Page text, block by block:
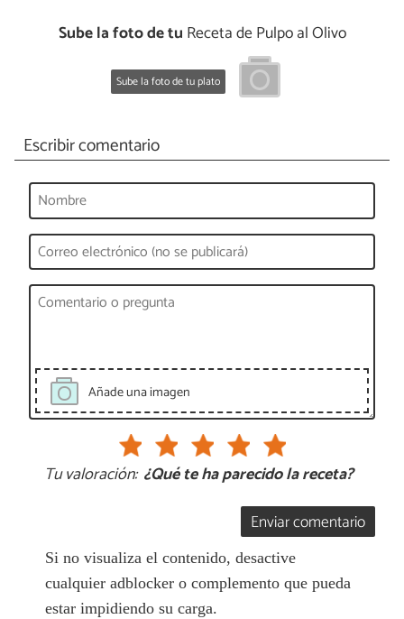
Sube la foto de tu Receta de Pulpo al Olivo
Sube la foto de tu plato
Escribir comentario
Añade una imagen
Tu valoración: ¿Qué te ha parecido la receta?
Enviar comentario
Si no visualiza el contenido, desactive
cualquier adblocker o complemento que pueda
estar impidiendo su carga.